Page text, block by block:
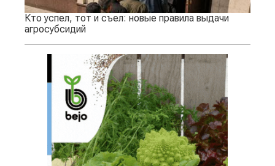
Кто успел, тот и съел: новые правила выдачи
агросубсидий